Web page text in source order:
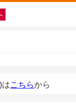
はこちらから